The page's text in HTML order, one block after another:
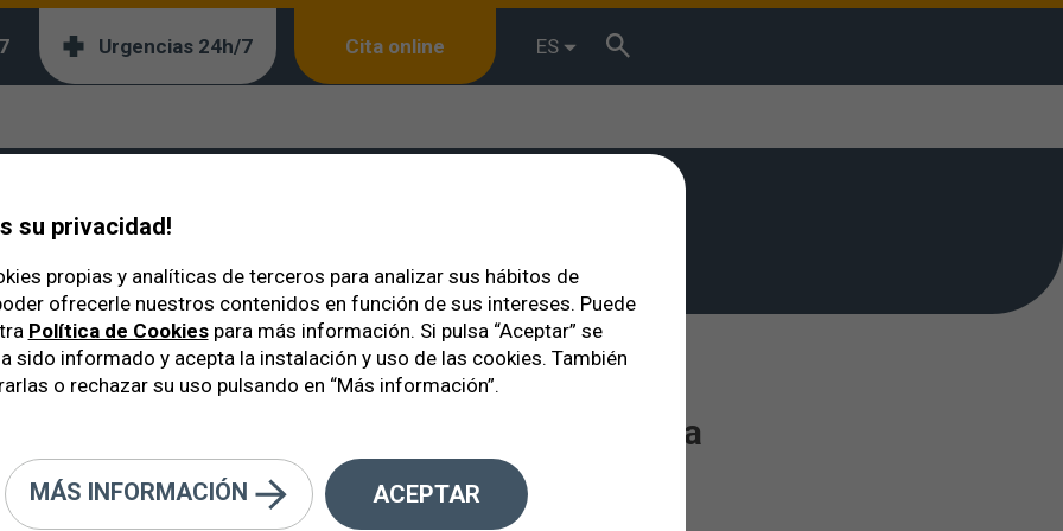
Urgencias 24h/7 Cita online ES
Ocular
con ceguera corneal pueden recuperar la
técnicas quirúrgicas.
su privacidad!
propias y analíticas de terceros para analizar sus hábitos de
ofrecerle nuestros contenidos en función de sus intereses. Puede
Política de Cookiespara más información. Si pulsa “Aceptar” se
sido informado y acepta la instalación y uso de las cookies. También
o rechazar su uso pulsando en “Más información”.
MÁS INFORMACIÓN ACEPTAR